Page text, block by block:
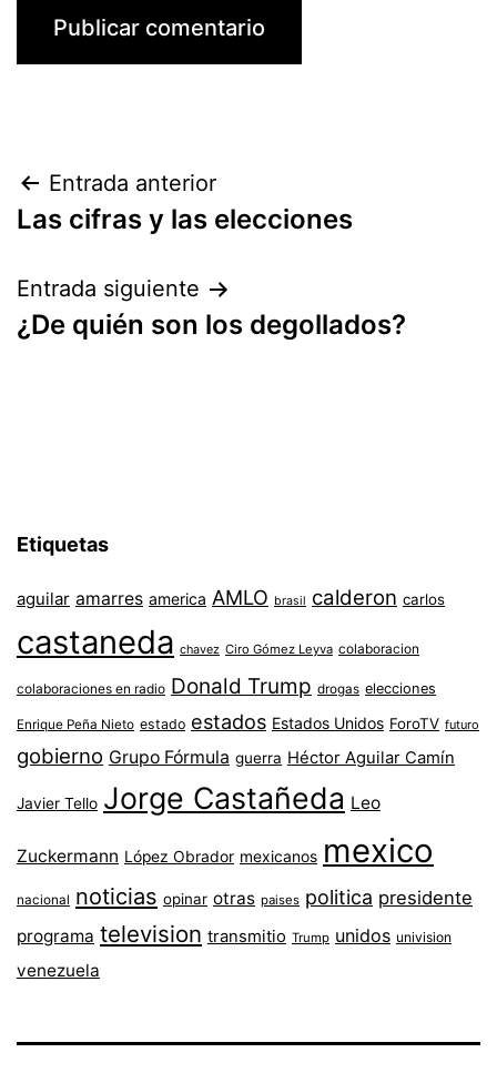
Navegación
de
entradas
Entrada anterior
Las cifras y las elecciones
Entrada siguiente
¿De quién son los degollados?
Etiquetas
aguilar amarres america AMLO brasil calderon carlos
castaneda chavez Ciro Gómez Leyva colaboracion
colaboraciones en radio Donald Trump drogas elecciones
Enrique Peña Nieto estado estados Estados Unidos ForoTV futuro
gobierno Grupo Fórmula guerra Héctor Aguilar Camín
Javier Tello Jorge Castañeda Leo
Zuckermann López Obrador mexicanos mexico
nacional noticias opinar otras paises politica presidente
programa television transmitio Trump unidos univision
venezuela